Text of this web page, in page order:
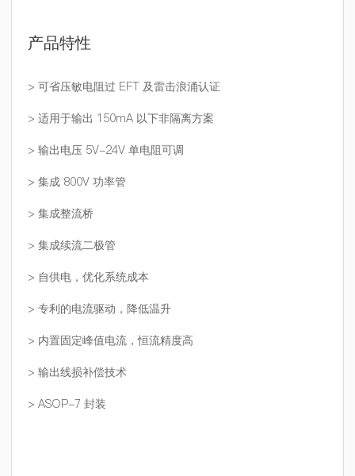
产品特性
> 可省压敏电阻过 EFT 及雷击浪涌认证
> 适用于输出 150mA 以下非隔离方案
> 输出电压 5V-24V 单电阻可调
> 集成 800V 功率管
> 集成整流桥
> 集成续流二极管
> 自供电，优化系统成本
> 专利的电流驱动，降低温升
> 内置固定峰值电流，恒流精度高
> 输出线损补偿技术
> ASOP-7 封装